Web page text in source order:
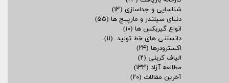
شناسایی و جداسازی (۱۴)
دنیای سیلندر و مارپیچ ها (۵۵)
انواع گیربکس ها (۱۰)
دانستنی های خط تولید (۱۱)
اکسترودرها (۲۴)
الیاف کربنی (۲)
مطالعه آزاد (۱۳۴)
آخرین مقالات (۲۰)